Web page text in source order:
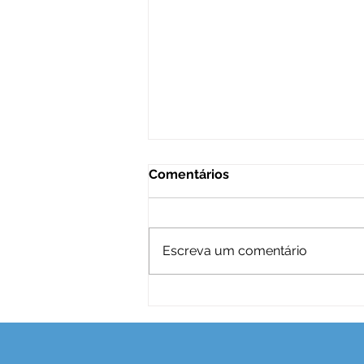
Comentários
Escreva um comentário